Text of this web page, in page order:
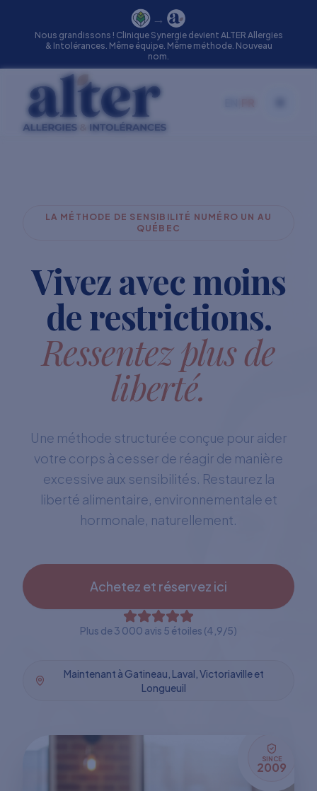
→
Nous grandissons ! Clinique Synergie devient ALTER Allergies
& Intolérances. Même équipe. Même méthode. Nouveau
nom.
LA MÉTHODE DE SENSIBILITÉ NUMÉRO UN AU
QUÉBEC
Vivez avec moins
de restrictions.
Ressentez plus de
liberté.
Une méthode structurée conçue pour aider
votre corps à cesser de réagir de manière
excessive aux sensibilités. Restaurez la
liberté alimentaire, environnementale et
hormonale, naturellement.
Achetez et réservez ici
Plus de 3 000 avis 5 étoiles (4,9/5)
Maintenant à Gatineau, Laval, Victoriaville et
Longueuil
SINCE
2009